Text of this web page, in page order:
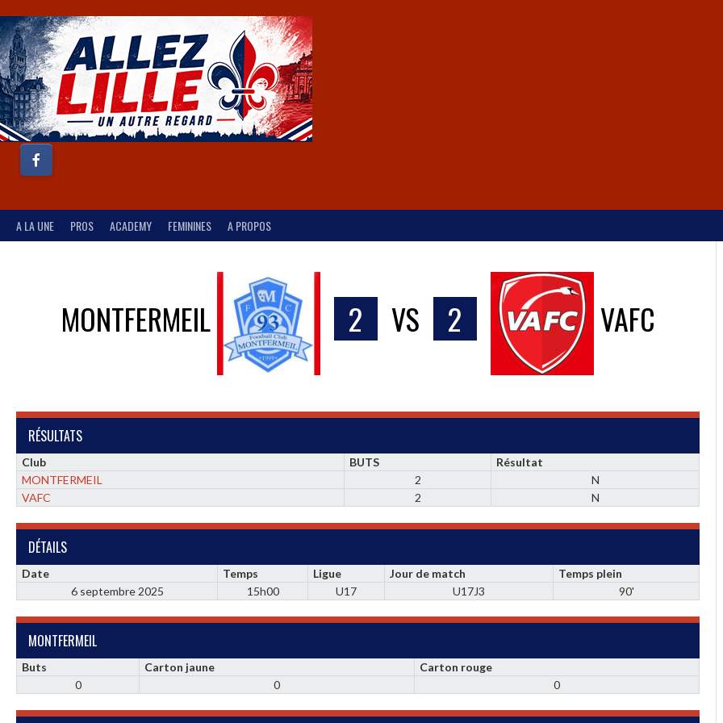
A LA UNE PROS ACADEMY FEMININES A PROPOS
MONTFERMEIL 2 VS 2 VAFC
RÉSULTATS
Club BUTS
Résultat
MONTFERMEIL
2
N
VAFC
2 N
DÉTAILS
Date Temps Ligue Jour de match
Temps plein
6 septembre 2025
15h00 U17 U17J3 90'
MONTFERMEIL
Buts Carton jaune
Carton rouge
0
0 0